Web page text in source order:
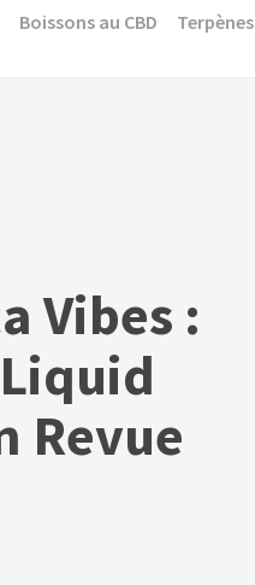
Boissons au CBD
Terpènes
Vibes :
Revue